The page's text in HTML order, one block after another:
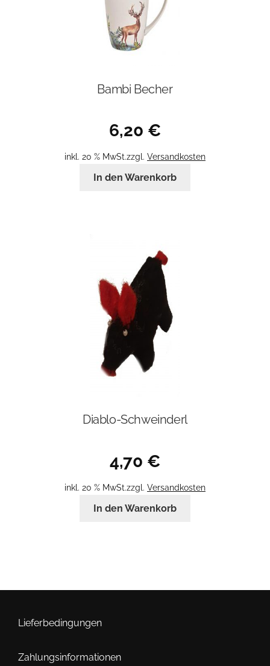
Bambi Becher
6,20 €
inkl. 20 % MwSt.zzgl. Versandkosten
In den Warenkorb
Diablo-Schweinderl
4,70 €
inkl. 20 % MwSt.zzgl. Versandkosten
In den Warenkorb
Lieferbedingungen
Zahlungsinformationen